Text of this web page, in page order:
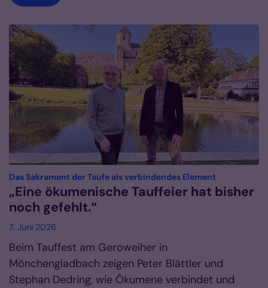
Das Sakrament der Taufe als verbindendes Element:
„Eine ökumenische Tauffeier hat bisher
noch gefehlt.“
7. Juni 2026
Beim Tauffest am Geroweiher in
Mönchengladbach zeigen Peter Blättler und
Stephan Dedring, wie Ökumene verbindet und